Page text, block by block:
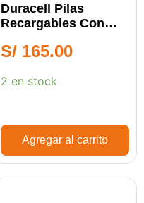
Duracell Pilas
Recargables Con
S/ 165.00
2 en stock
Agregar al carrito